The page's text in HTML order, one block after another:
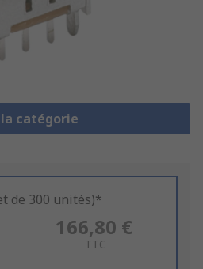
catégorie
de 300 unités)*
166,80 €
TTC